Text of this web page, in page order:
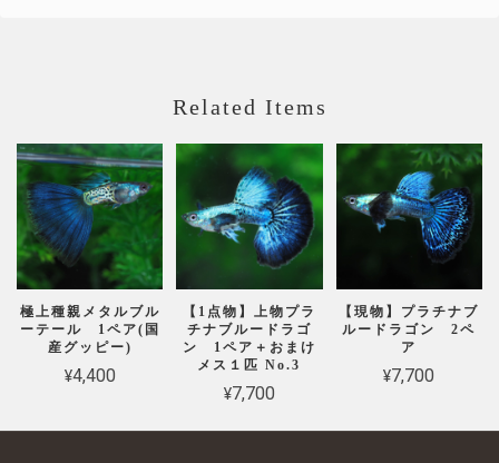
Related Items
極上種親メタルブル
ーテール 1ペア(国
産グッピー)
¥4,400
【1点物】上物プラ
チナブルードラゴ
ン 1ペア＋おまけ
メス１匹 No.3
¥7,700
【現物】プラチナブ
ルードラゴン 2ペ
ア
¥7,700